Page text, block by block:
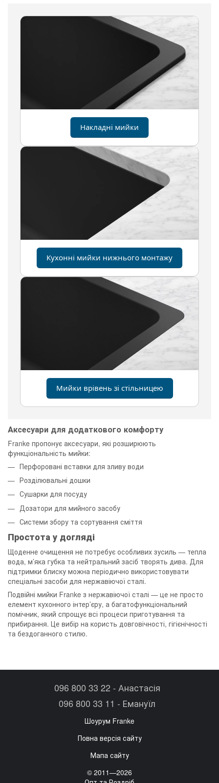
Накладні мийки
Кухонні мийки нижнього монтажу
Мийки врівень зі стільницею
Аксесуари для додаткового комфорту
Franke пропонує аксесуари, які розширюють
функціональність мийки:
Перфоровані вставки для зливу води
Розділювальні дошки
Сушарки для посуду
Дозатори для мийного засобу
Системи збору та сортування сміття
Простота у догляді
Щоденне очищення не потребує особливих зусиль — тепла
вода, м’яка губка та нейтральний засіб творять дива. Для
підтримки блиску можна періодично використовувати
спеціальні засоби для нержавіючої сталі.
Подвійні мийки Franke з нержавіючої сталі — це не просто
елемент кухонного інтер’єру, а багатофункціональний
помічник, який спрощує всі процеси приготування та
прибирання. Це вибір на користь довговічності, гігієнічності
та бездоганного стилю.
096 800 33 22 - Анастасія
096 800 33 11 - Емануїл
Шоурум Franke
Повна версія сайту
Мапа сайту
© 2011—2026